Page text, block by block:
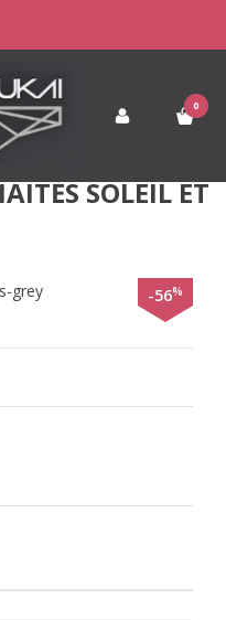
0
perregimos neriniuotos
DYDŽIO
SOLEIL ET
-56%
grey